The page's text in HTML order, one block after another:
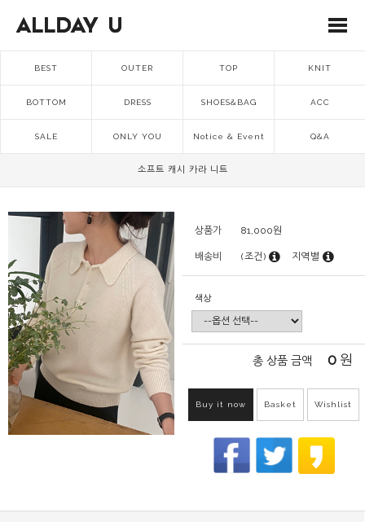
BEST OUTER TOP KNIT
BOTTOM DRESS SHOES&BAG ACC
SALE ONLY YOU Notice & Event Q&A
소프트 캐시 카라 니트
상품가 81,000원
배송비 (조건) 지역별
색상
총 상품 금액 0 원
Buy it now Basket Wishlist